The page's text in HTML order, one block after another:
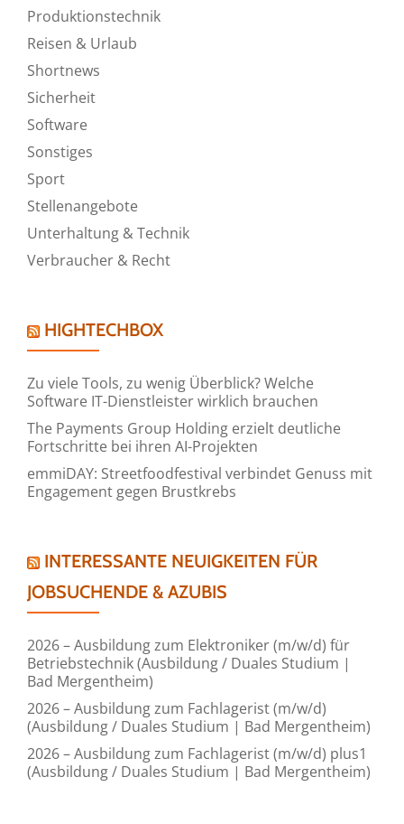
Produktionstechnik
Reisen & Urlaub
Shortnews
Sicherheit
Software
Sonstiges
Sport
Stellenangebote
Unterhaltung & Technik
Verbraucher & Recht
HIGHTECHBOX
Zu viele Tools, zu wenig Überblick? Welche
Software IT-Dienstleister wirklich brauchen
The Payments Group Holding erzielt deutliche
Fortschritte bei ihren AI-Projekten
emmiDAY: Streetfoodfestival verbindet Genuss mit
Engagement gegen Brustkrebs
INTERESSANTE NEUIGKEITEN FÜR
JOBSUCHENDE & AZUBIS
2026 – Ausbildung zum Elektroniker (m/w/d) für
Betriebstechnik (Ausbildung / Duales Studium |
Bad Mergentheim)
2026 – Ausbildung zum Fachlagerist (m/w/d)
(Ausbildung / Duales Studium | Bad Mergentheim)
2026 – Ausbildung zum Fachlagerist (m/w/d) plus1
(Ausbildung / Duales Studium | Bad Mergentheim)